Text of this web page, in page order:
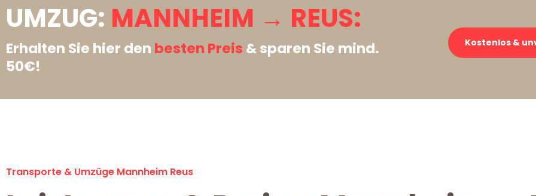
UMZUG: MANNHEIM → REUS:
Erhalten Sie hier den besten Preis & sparen Sie mind.
50€!
Kostenlos &
Transporte & Umzüge Mannheim Reus